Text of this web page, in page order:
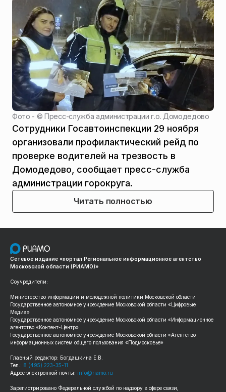
Фото - © Пресс-служба администрации г.о. Домодедово
Сотрудники Госавтоинспекции 29 ноября
организовали профилактический рейд по
проверке водителей на трезвость в
Домодедово, сообщает пресс-служба
администрации горокруга.
Читать полностью
Сетевое издание «портал Региональное информационное агентство
Московской области (РИАМО)»
Соучредители:
Министерство информации и молодежной политики Московской области
Государственное автономное учреждение Московской области «Цифровые
Медиа»
Государственное автономное учреждение Московской области «Информационное
агентство «Контент-Центр»
Государственное автономное учреждение Московской области «Агентство
информационных систем общего пользования «Подмосковье»
Главный редактор: Богдашкина Е.В.
Тел.: 8 (495) 223-35-11
Адрес электронной почты: info@riamo.ru
Зарегистрировано Федеральной службой по надзору в сфере связи,